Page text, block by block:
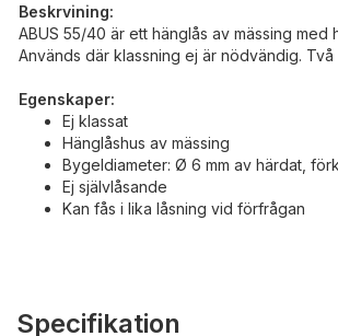
Beskrvining:
ABUS 55/40 är ett hänglås av mässing med
Används där klassning ej är nödvändig. Två
Egenskaper:
Ej klassat
Hänglåshus av mässing
Bygeldiameter: Ø 6 mm av härdat,
Ej självlåsande
Kan fås i lika låsning vid förfrågan
Specifikation